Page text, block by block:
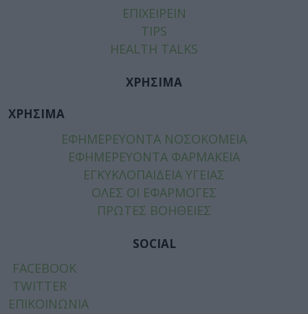
ΕΠΙΧΕΙΡΕΙΝ
TIPS
HEALTH TALKS
ΧΡΗΣΙΜΑ
ΧΡΗΣΙΜΑ
ΕΦΗΜΕΡΕΥΟΝΤΑ ΝΟΣΟΚΟΜΕΙΑ
ΕΦΗΜΕΡΕΥΟΝΤΑ ΦΑΡΜΑΚΕΙΑ
ΕΓΚΥΚΛΟΠΑΙΔΕΙΑ ΥΓΕΙΑΣ
ΟΛΕΣ ΟΙ ΕΦΑΡΜΟΓΕΣ
ΠΡΩΤΕΣ ΒΟΗΘΕΙΕΣ
SOCIAL
FACEBOOK
TWITTER
ΕΠΙΚΟΙΝΩΝΙΑ